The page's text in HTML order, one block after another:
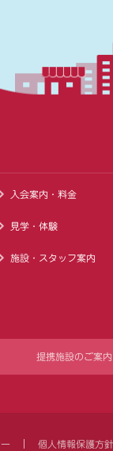
入会案内・料金
見学・体験
施設・スタッフ案内
提携施設のご案内
個人情報保護方針